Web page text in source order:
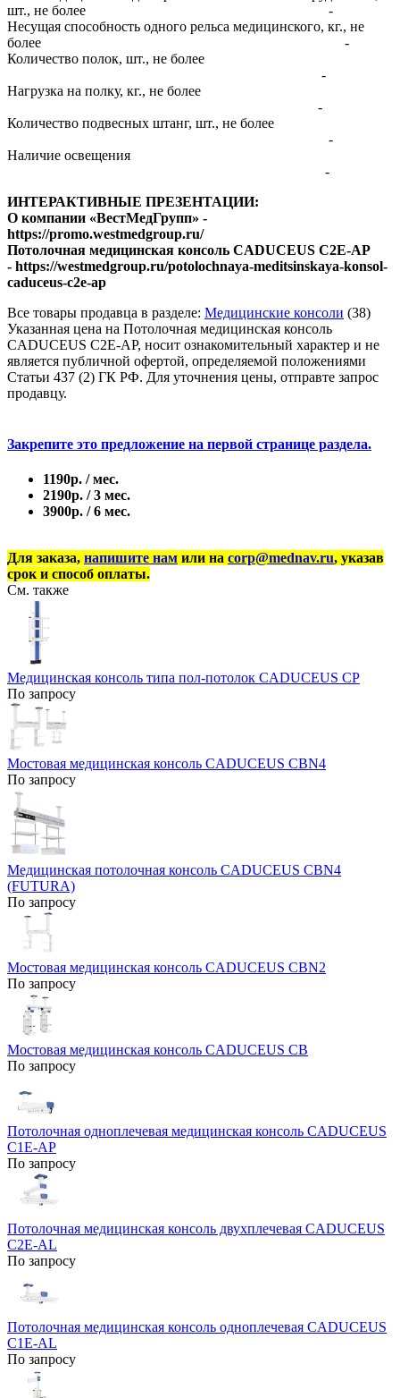
шт., не более -
Несущая способность одного рельса медицинского, кг., не
более -
Количество полок, шт., не более
-
Нагрузка на полку, кг., не более
-
Количество подвесных штанг, шт., не более
-
Наличие освещения
-
ИНТЕРАКТИВНЫЕ ПРЕЗЕНТАЦИИ:
​О компании «ВестМедГрупп» -
https://promo.westmedgroup.ru/
Потолочная медицинская консоль CADUCEUS C2E-AP
- https://westmedgroup.ru/potolochnaya-meditsinskaya-konsol-
caduceus-c2e-ap
Все товары продавца в разделе: Медицинские консоли (38)
Указанная цена на Потолочная медицинская консоль
CADUCEUS C2E-AP, носит ознакомительный характер и не
является публичной офертой, определяемой положениями
Статьи 437 (2) ГК РФ. Для уточнения цены, отправте запрос
продавцу.
Закрепите это предложение на первой странице раздела.
1190р. / мес.
2190р. / 3 мес.
3900р. / 6 мес.
Для заказа, напишите нам или на corp@mednav.ru, указав
срок и способ оплаты.
См. также
Медицинская консоль типа пол-потолок CADUCEUS CP
По запросу
Мостовая медицинская консоль CADUCEUS CBN4
По запросу
Медицинская потолочная консоль CADUCEUS CBN4
(FUTURA)
По запросу
Мостовая медицинская консоль CADUCEUS CBN2
По запросу
Мостовая медицинская консоль CADUCEUS CB
По запросу
Потолочная одноплечевая медицинская консоль CADUCEUS
C1E-AP
По запросу
Потолочная медицинская консоль двухплечевая CADUCEUS
C2E-AL
По запросу
Потолочная медицинская консоль одноплечевая CADUCEUS
C1E-AL
По запросу